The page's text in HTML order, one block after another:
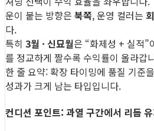
운이 붙는 방향은 북쪽, 운영 컬러는
다.
특히 3월 · 신묘월은 “화제성 + 실적”
를 정교하게 짤수록 수익률이 올라갑
한 줄 요약: 확장 타이밍에 품질 기준
성과가 크게 남는 타입입니다.
컨디션 포인트: 과열 구간에서 리듬